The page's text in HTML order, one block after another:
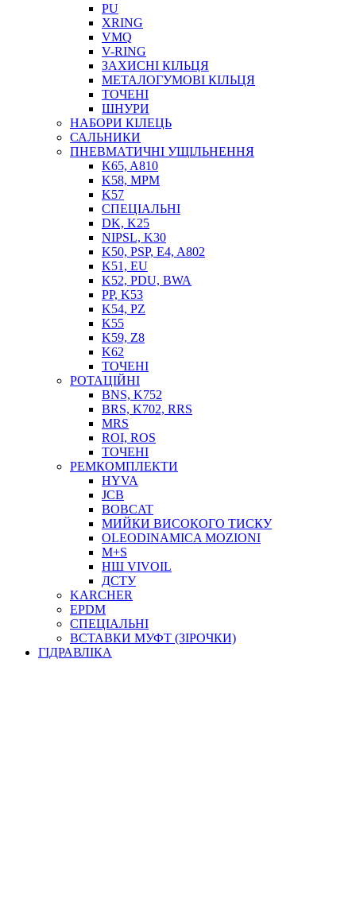
ПІСТОЛЕТИ
НАСОСИ ТА ПОМПИ
НАГНІТАЧІ
МУФТИ (НАСАДКИ) ДЛЯ ШПРИЦІВ
МАСЛЯНКИ, ЛІЙКИ
ПРЕС-МАСЛЯНКИ
ШЛАНГИ, ТРУБКИ
ШПРИЦИ МАСТИЛЬНІ
ТОСОЛ, АНТИФРИЗ
ОЛИВА-ПАЛИВО
ПОВІТРЯ-ВОДА
ДЛЯ ЗВАРЮВАННЯ
НАПІРНО-ВСМОКТУЮЧІ
ФІЛЬТРИ ДЛЯ ПАЛЬНОГО
ПІДДОНИ ДЛЯ БОЧОК
МОДУЛЬНІ АЗС
МЕТРОЛОГІЧНЕ ОБЛАДНАННЯ
ЛІЧИЛЬНИКИ І ВИТРАТОМІРИ ДЛЯ ПАЛЬНОГО
КОТУШКИ ДЛЯ ШЛАНГІВ
PU
XRING
VMQ
V-RING
ЗАХИСНІ КІЛЬЦЯ
МЕТАЛОГУМОВІ КІЛЬЦЯ
ТОЧЕНІ
ШНУРИ
НАБОРИ КІЛЕЦЬ
САЛЬНИКИ
ПНЕВМАТИЧНІ УЩІЛЬНЕННЯ
K65, A810
K58, MPM
K57
СПЕЦІАЛЬНІ
DK, K25
NIPSL, K30
K50, PSP, E4, A802
K51, EU
K52, PDU, BWA
PP, K53
K54, PZ
K55
K59, Z8
K62
ТОЧЕНІ
РОТАЦІЙНІ
BNS, K752
BRS, K702, RRS
MRS
ROI, ROS
ТОЧЕНІ
РЕМКОМПЛЕКТИ
HYVA
JCB
BOBCAT
МИЙКИ ВИСОКОГО ТИСКУ
OLEODINAMICA MOZIONI
M+S
НШ VIVOIL
ДСТУ
KARCHER
EPDM
СПЕЦІАЛЬНІ
ВСТАВКИ МУФТ (ЗІРОЧКИ)
ГІДРАВЛІКА